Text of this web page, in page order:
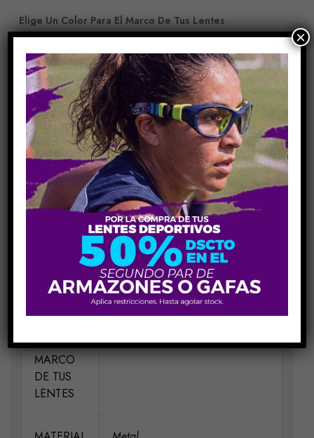
Elige Un Color Para El Marco De Tus Lentes
Añadir Al Carrito
COMPARE
INFORMACIÓN ADICIONAL
MEDIDAS H53-V40-P18-V145
PARA EL
MARCO
DE TUS
LENTES
Matte Green 301
×